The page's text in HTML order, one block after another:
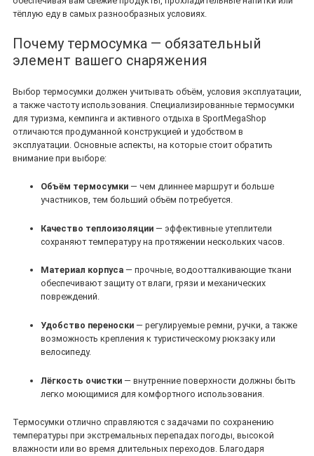
тёплую еду в самых разнообразных условиях.
Почему термосумка — обязательный
элемент вашего снаряжения
Выбор термосумки должен учитывать объём, условия эксплуатации,
а также частоту использования. Специализированные термосумки
для туризма, кемпинга и активного отдыха в SportMegaShop
отличаются продуманной конструкцией и удобством в
эксплуатации. Основные аспекты, на которые стоит обратить
внимание при выборе:
Объём термосумки — чем длиннее маршрут и больше
участников, тем больший объём потребуется.
Качество теплоизоляции — эффективные утеплители
сохраняют температуру на протяжении нескольких часов.
Материал корпуса — прочные, водоотталкивающие ткани
обеспечивают защиту от влаги, грязи и механических
повреждений.
Удобство переноски — регулируемые ремни, ручки, а также
возможность крепления к туристическому рюкзаку или
велосипеду.
Лёгкость очистки — внутренние поверхности должны быть
легко моющимися для комфортного использования.
Термосумки отлично справляются с задачами по сохранению
температуры при экстремальных перепадах погоды, высокой
влажности или во время длительных переходов. Благодаря